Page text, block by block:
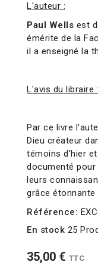
L'auteur :
Paul Wells est
émérite de la
il a enseigné la
L'avis du libraire :
Par ce livre
Dieu créateur
témoins d'hier
documenté
leurs
grâce étonnante
Référence:
En stock 25
35,00 € TTC